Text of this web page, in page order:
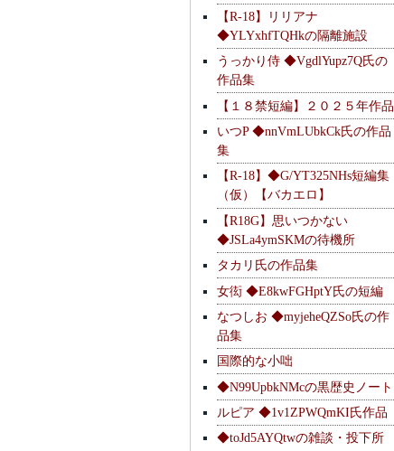
【R-18】リリアナ
◆YLYxhfTQHkの隔離施設
うっかり侍 ◆VgdlYupz7Q氏の
作品集
【１８禁短編】２０２５年作品
いつP ◆nnVmLUbkCk氏の作品
集
【R-18】◆G/YT325NHs短編集
（仮）【バカエロ】
【R18G】思いつかない
◆JSLa4ymSKMの待機所
タカリ氏の作品集
女衒 ◆E8kwFGHptY氏の短編
なつしお ◆myjeheQZSo氏の作
品集
国際的な小咄
◆N99UpbkNMcの黒歴史ノート
ルピア ◆1v1ZPWQmKI氏作品
◆toJd5AYQtwの雑談・投下所